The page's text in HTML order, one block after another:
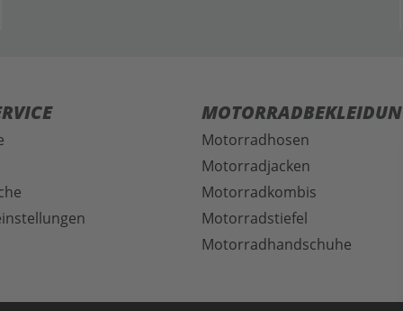
Motorradhosen
Motorradjacken
Motorradkombis
Motorradstiefel
Motorradhandschuhe